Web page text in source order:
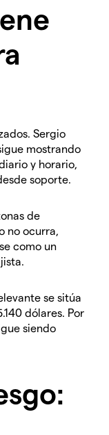
Sergio
mostrando
y horario,
soporte.
de
no ocurra,
como un
se sitúa
dólares. Por
siendo